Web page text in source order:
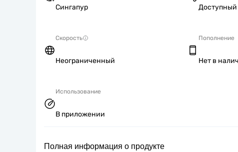
Сингапур Доступный
Скорость
Неограниченный
Пополнение
Нет в
Использование
В приложении
Полная информация о продукте